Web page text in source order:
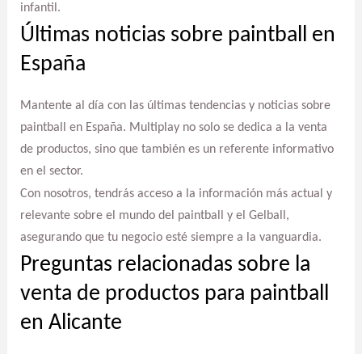
infantil.
Últimas noticias sobre paintball en
España
Mantente al día con las últimas tendencias y noticias sobre
paintball en España. Multiplay no solo se dedica a la venta
de productos, sino que también es un referente informativo
en el sector.
Con nosotros, tendrás acceso a la información más actual y
relevante sobre el mundo del paintball y el Gelball,
asegurando que tu negocio esté siempre a la vanguardia.
Preguntas relacionadas sobre la
venta de productos para paintball
en Alicante